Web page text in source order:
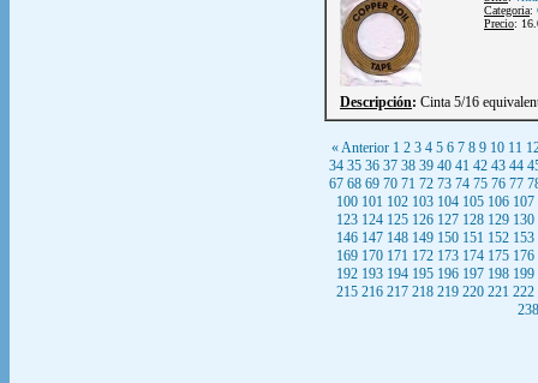
Categoria:
Precio:
Descripción: Cinta 5/16
« Anterior 1 2 3 4 5 6 7 8 9 10 11
34 35 36 37 38 39 40 41 42 43 44
67 68 69 70 71 72 73 74 75 76 77
100 101 102 103 104 105 106 107
123 124 125 126 127 128 129 130
146 147 148 149 150 151 152 153
169 170 171 172 173 174 175 176
192 193 194 195 196 197 198 199
215 216 217 218 219 220 221 222
238